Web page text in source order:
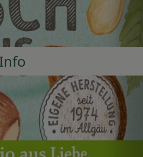
Info
Es wurden keine